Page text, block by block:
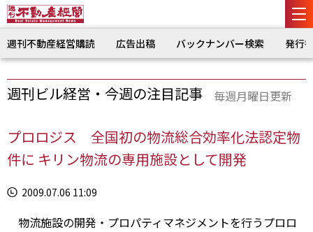
週刊不動産経営購読 広告出稿 バックナンバー検索 発行
週刊ビル経営・今週の注目記事 毎週月曜日更新
プロロジス 全国初の物流総合効率化法認定物
件に キリン物流の専用施設として開発
2009.07.06 11:09
物流施設の開発・プロパティマネジメントを行うプロロ